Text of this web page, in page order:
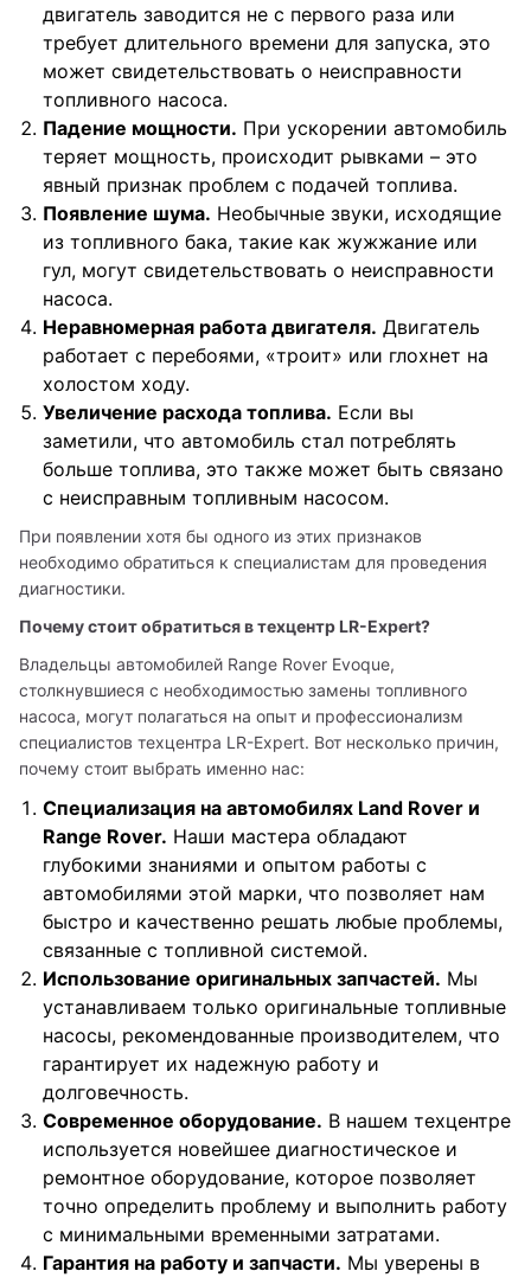
двигатель заводится не с первого раза или
требует длительного времени для запуска, это
может свидетельствовать о неисправности
топливного насоса.
Падение мощности. При ускорении автомобиль
теряет мощность, происходит рывками – это
явный признак проблем с подачей топлива.
Появление шума. Необычные звуки, исходящие
из топливного бака, такие как жужжание или
гул, могут свидетельствовать о неисправности
насоса.
Неравномерная работа двигателя. Двигатель
работает с перебоями, «троит» или глохнет на
холостом ходу.
Увеличение расхода топлива. Если вы
заметили, что автомобиль стал потреблять
больше топлива, это также может быть связано
с неисправным топливным насосом.
При появлении хотя бы одного из этих признаков
необходимо обратиться к специалистам для проведения
диагностики.
Почему стоит обратиться в техцентр LR-Expert?
Владельцы автомобилей Range Rover Evoque,
столкнувшиеся с необходимостью замены топливного
насоса, могут полагаться на опыт и профессионализм
специалистов техцентра LR-Expert. Вот несколько причин,
почему стоит выбрать именно нас:
Специализация на автомобилях Land Rover и
Range Rover. Наши мастера обладают
глубокими знаниями и опытом работы с
автомобилями этой марки, что позволяет нам
быстро и качественно решать любые проблемы,
связанные с топливной системой.
Использование оригинальных запчастей. Мы
устанавливаем только оригинальные топливные
насосы, рекомендованные производителем, что
гарантирует их надежную работу и
долговечность.
Современное оборудование. В нашем техцентре
используется новейшее диагностическое и
ремонтное оборудование, которое позволяет
точно определить проблему и выполнить работу
с минимальными временными затратами.
Гарантия на работу и запчасти. Мы уверены в